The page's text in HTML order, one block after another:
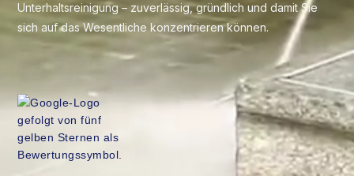
Unterhaltsreinigung – zuverlässig, gründlich und damit Sie
sich auf das Wesentliche konzentrieren können.